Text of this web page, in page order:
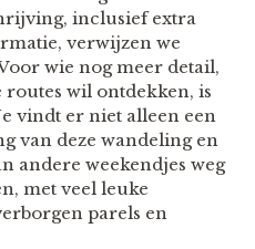
inclusief extra
verwijzen we
wie nog meer detail,
routes wil ontdekken, is
vindt er niet alleen een
van deze wandeling en
andere weekendjes weg
met veel leuke
parels en